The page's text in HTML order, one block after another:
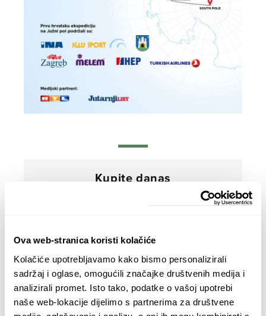
Ova web-stranica koristi kolačiće
Kolačiće upotrebljavamo kako bismo personalizirali
sadržaj i oglase, omogućili značajke društvenih medija i
analizirali promet. Isto tako, podatke o vašoj upotrebi
naše web-lokacije dijelimo s partnerima za društvene
Kupite danas